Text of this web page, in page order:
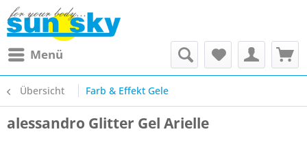
Menü
Übersicht Farb & Effekt Gele
alessandro Glitter Gel Arielle